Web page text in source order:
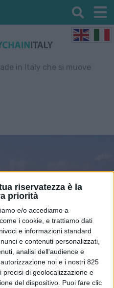
riservatezza è la
priorità
e/o accediamo a
i cookie, e trattiamo dati
e informazioni standard
e contenuti personalizzati,
analisi dell'audience e
noi e i nostri 825
di geolocalizzazione e
del dispositivo. Puoi fare clic
in Italy che si muove